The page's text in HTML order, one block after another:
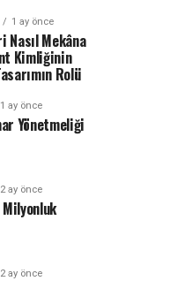
1 ay önce
Nasıl Mekâna
Kimliğinin
Rolü
1 ay önce
Yönetmeliği
2 ay önce
Milyonluk
2 ay önce